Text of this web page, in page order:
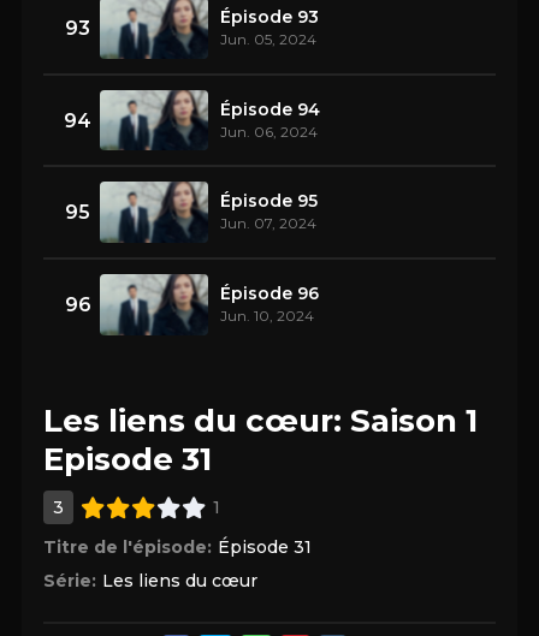
93 Épisode 93
Jun. 05, 2024
94 Épisode 94
Jun. 06, 2024
95 Épisode 95
Jun. 07, 2024
96 Épisode 96
Jun. 10, 2024
Les liens du cœur: Saison 1
Episode 31
3
1
Titre de l'épisode: Épisode 31
Série: Les liens du cœur